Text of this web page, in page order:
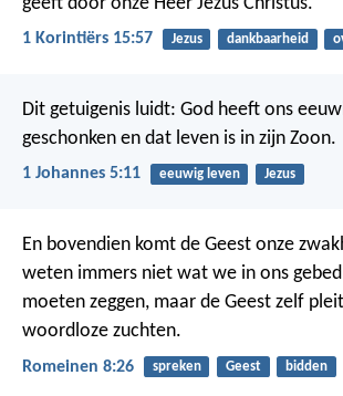
1 Korintiërs 15:57 Jezus dankbaarheid
Dit getuigenis luidt: God heeft ons
geschonken en dat leven is in zijn Zoon.
1 Johannes 5:11 eeuwig leven Jezus
En bovendien komt de Geest onze
weten immers niet wat we in ons
moeten zeggen, maar de Geest zelf
woordloze zuchten.
Romeinen 8:26 spreken Geest bidden